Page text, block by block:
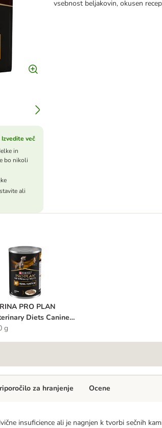
vsebnost beljakovin, okusen
Izvedite več
in
bo nikoli
ali
NF Renal Function
PRO PLAN Veterinary Diets Canine Mousse
PRO PLAN
Diets Canine
NF Renal
g
insuficience ali je nagnjen k tvorbi sečnih
za hranjenje Ocene